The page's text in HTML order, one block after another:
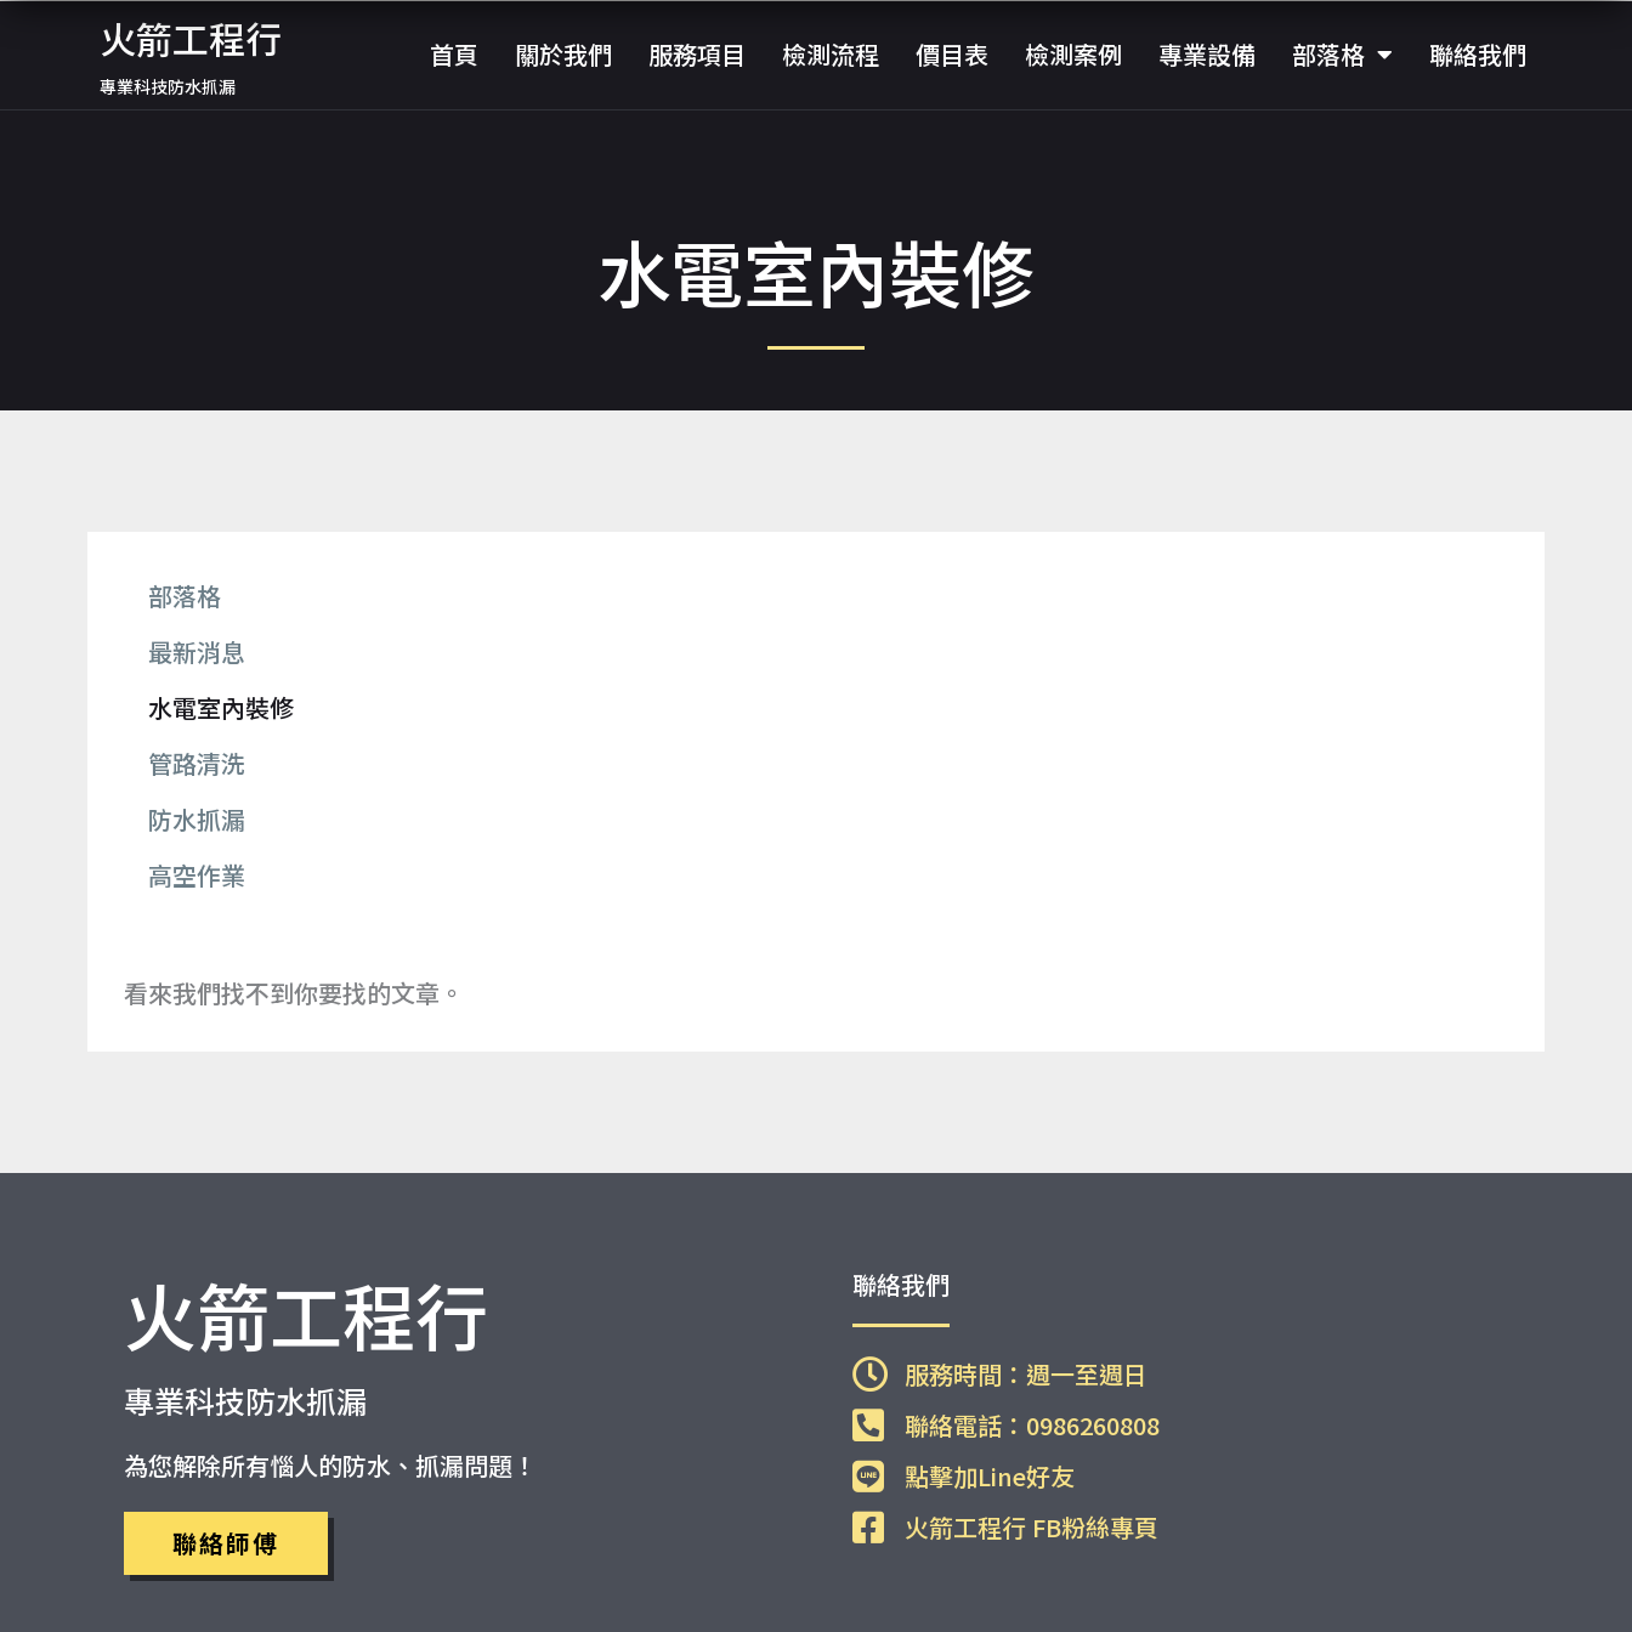
主
火箭工程行
專業科技防水抓漏
首頁 關於我們 服務項目 檢測流程 價目表 檢測案例 專業設備 部落格 聯絡我們
水電室內裝修
部落格
最新消息
水電室內裝修
管路清洗
防水抓漏
高空作業
看來我們找不到你要找的文章。
火箭工程行
專業科技防水抓漏
為您解除所有惱人的防水、抓漏問題！
聯絡師傅
聯絡我們
服務時間：週一至週日
聯絡電話：0986260808
點擊加Line好友
火箭工程行 FB粉絲專頁